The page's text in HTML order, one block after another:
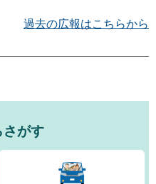
過去の広報はこちらから
がす